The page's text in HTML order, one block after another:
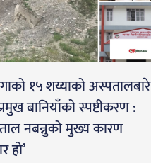
१५ शय्याको अस्पतालबारे
बानियाँको स्पष्टीकरण :
नबन्नुको मुख्य कारण
हो’